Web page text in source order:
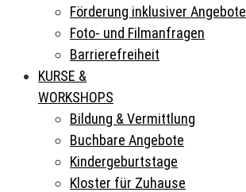
Förderung inklusiver Angebote
Foto- und Filmanfragen
Barrierefreiheit
KURSE &
WORKSHOPS
Bildung & Vermittlung
Buchbare Angebote
Kindergeburtstage
Kloster für Zuhause